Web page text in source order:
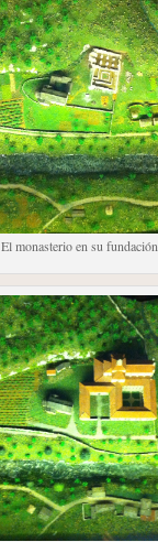
El monasterio en su fundación